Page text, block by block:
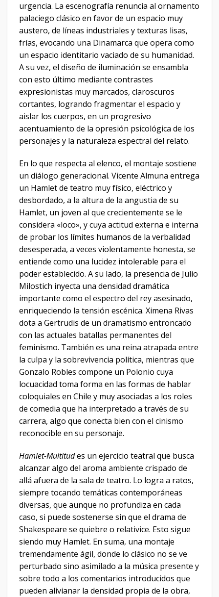
urgencia. La escenografía renuncia al ornamento
palaciego clásico en favor de un espacio muy
austero, de líneas industriales y texturas lisas,
frías, evocando una Dinamarca que opera como
un espacio identitario vaciado de su humanidad.
A su vez, el diseño de iluminación se ensambla
con esto último mediante contrastes
expresionistas muy marcados, claroscuros
cortantes, logrando fragmentar el espacio y
aislar los cuerpos, en un progresivo
acentuamiento de la opresión psicológica de los
personajes y la naturaleza espectral del relato.
​En lo que respecta al elenco, el montaje sostiene
un diálogo generacional. Vicente Almuna entrega
un Hamlet de teatro muy físico, eléctrico y
desbordado, a la altura de la angustia de su
Hamlet, un joven al que crecientemente se le
considera «loco», y cuya actitud externa e interna
de probar los límites humanos de la verbalidad
desesperada, a veces violentamente honesta, se
entiende como una lucidez intolerable para el
poder establecido. A su lado, la presencia de Julio
Milostich inyecta una densidad dramática
importante como el espectro del rey asesinado,
enriqueciendo la tensión escénica. Ximena Rivas
dota a Gertrudis de un dramatismo entroncado
con las actuales batallas permanentes del
feminismo. También es una reina atrapada entre
la culpa y la sobrevivencia política, mientras que
Gonzalo Robles compone un Polonio cuya
locuacidad toma forma en las formas de hablar
coloquiales en Chile y muy asociadas a los roles
de comedia que ha interpretado a través de su
carrera, algo que conecta bien con el cinismo
reconocible en su personaje.
Hamlet-Multitudes un ejercicio teatral que busca
alcanzar algo del aroma ambiente crispado de
allá afuera de la sala de teatro. Lo logra a ratos,
siempre tocando temáticas contemporáneas
diversas, que aunque no profundiza en cada
caso, si puede sostenerse sin que el drama de
Shakespeare se quiebre o relativice. Esto sigue
siendo muy Hamlet. En suma, una montaje
tremendamente ágil, donde lo clásico no se ve
perturbado sino asimilado a la música presente y
sobre todo a los comentarios introducidos que
pueden alivianar la densidad propia de la obra,